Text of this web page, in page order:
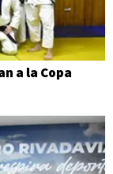
a la Copa